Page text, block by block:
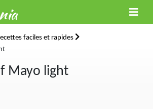
faciles et rapides
Mayo light